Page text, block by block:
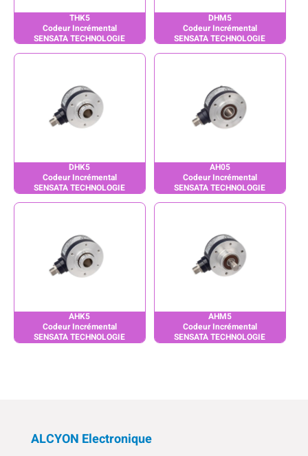
THK5
Codeur Incrémental
SENSATA TECHNOLOGIE
DHM5
Codeur Incrémental
SENSATA TECHNOLOGIE
DHK5
Codeur Incrémental
SENSATA TECHNOLOGIE
AH05
Codeur Incrémental
SENSATA TECHNOLOGIE
AHK5
Codeur Incrémental
SENSATA TECHNOLOGIE
AHM5
Codeur Incrémental
SENSATA TECHNOLOGIE
ALCYON Electronique